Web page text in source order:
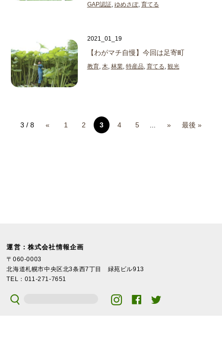
GAP認証, ゆめさぽ, 育てる
2021_01_19
【わがマチ自慢】今回は足寄町
教育, 木 林業, 特産品 育てる 観光
3 / 8 « 1 2 3 4 5 » 最後 »
運営：株式会社情報企画
〒060-0003
北海道札幌市中央区北3条西7丁目 緑苑ビル913
TEL：011-271-7651